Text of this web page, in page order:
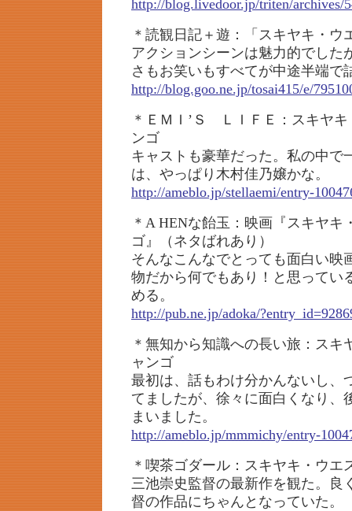
http://blog.livedoor.jp/triten/archives/
＊読観日記＋遊：「スキヤキ・
アクションシーンは魅力的でした
さもお笑いもすべてが中途半端で
http://blog.goo.ne.jp/tosai415/e/
＊ＥＭＩ’Ｓ ＬＩＦＥ：スキヤ
ンゴ
キャストも豪華だった。私の中で
は、やっぱり木村佳乃嬢かな。
http://ameblo.jp/stellaemi/entry-
＊A HENな飴玉：映画『スキヤ
ゴ』（ネタばれあり）
そんなこんなでとっても面白い映
物だから何でもあり！と思ってい
める。
http://pub.ne.jp/adoka/
＊無知から知識への長い旅：ス
ャンゴ
最初は、話もわけ分かんないし
てましたが、徐々に面白くなり、
まいました。
http://ameblo.jp/mmmichy/entry-
＊喫茶ゴダール：スキヤキ・ウエ
三池崇史監督の最新作を観た。良
督の作品にちゃんとなっていた。